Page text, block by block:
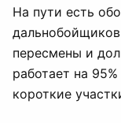
На пути есть
пересмены и
работает на
короткие